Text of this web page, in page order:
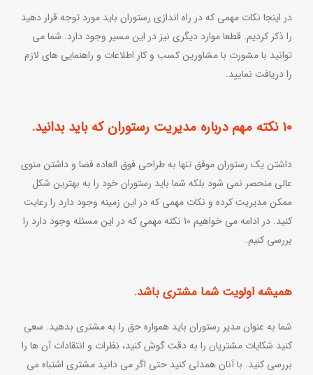
در اینجا نکات مهمی که در راه اندازی رستوران باید مورد توجه قرار دهید
را ذکر کردیم. قطعا موارد دیگری نیز در این مسیر وجود دارد. شما می
توانید با مشورت با مشاورین کسب و کار اطلاعات و راهنمایی های لازم
را دریافت نمایید.
10 نکته مهم درباره مدیریت رستوران که باید بدانید.
داشتن یک رستوران موفق تنها به طراحی فوق العاده فضا و داشتن منوی
عالی منحصر نمی شود بلکه شما باید رستوران خود را به بهترین شکل
ممکن مدیریت کرده و نکات مهمی که در این زمینه وجود دارد را رعایت
کنید. در ادامه می خواهیم 10 نکته مهمی که در این مسئله وجود دارد را
بررسی کنیم.
همیشه اولویت شما مشتری باشد.
شما به عنوان مدیر رستوران باید همواره حق را به مشتری بدهید. سعی
کنید شکایات مشتریان را به دقت گوش کنید، نظرات و انتقادات آن ها را
بررسی کنید. با آنان همدلی کنید حتی اگر می دانید مشتری اشتباه می